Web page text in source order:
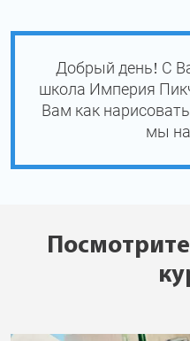
Добрый день! С
школа Империя
Вам как
мы